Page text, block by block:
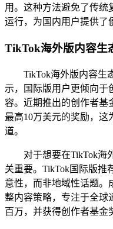
用。这种方法避免了传统
运行，为国内用户提供了
TikTok海外版内容生
TikTok海外版内容生
示，国际版用户更倾向于
容。近期推出的创作者基
最高10万美元的奖励，这
道。
对于想要在TikTok海
关重要。TikTok国际版推
意性，而非地域性话题。
整内容策略，专注于全球
百万，并获得创作者基金